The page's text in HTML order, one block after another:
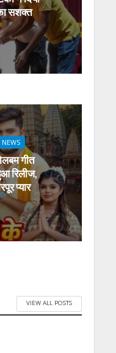
सशक्त
NEWS
गीत
रिलीज,
प्यार
VIEW ALL POSTS